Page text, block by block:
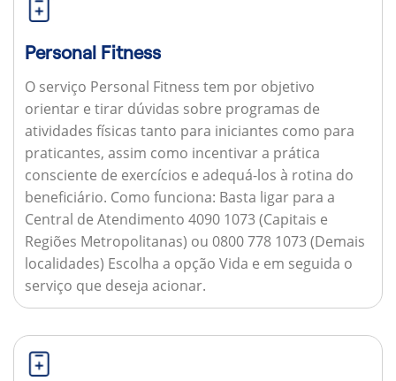
Personal Fitness
O serviço Personal Fitness tem por objetivo
orientar e tirar dúvidas sobre programas de
atividades físicas tanto para iniciantes como para
praticantes, assim como incentivar a prática
consciente de exercícios e adequá-los à rotina do
beneficiário. Como funciona: Basta ligar para a
Central de Atendimento 4090 1073 (Capitais e
Regiões Metropolitanas) ou 0800 778 1073 (Demais
localidades) Escolha a opção Vida e em seguida o
serviço que deseja acionar.